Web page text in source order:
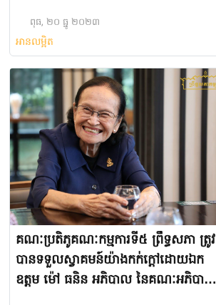
ពុធ, ២០ ធ្នូ ២០២៣
អានលម្អិត
គណៈប្រតិភូគណៈកម្មការទី៥ ព្រឹទ្ធសភា ត្រូវ
បានទទួលស្វាគមន៍យ៉ាងកក់ក្តៅដោយឯក
ឧត្តម ម៉ៅ ធនិន អភិបាល នៃគណៈអភិបាល